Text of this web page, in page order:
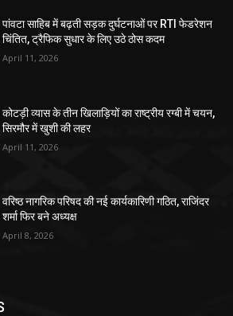
पांवटा साहिब में बढ़ती सड़क दुर्घटनाओं पर RTI फेडरेशन
चिंतित, ट्रैफिक सुधार के लिए उठे ठोस कदम
April 11, 2026
कोटड़ी व्यास के तीन खिलाड़ियों का राष्ट्रीय रग्बी में चयन,
सिरमौर में खुशी की लहर
April 11, 2026
वरिष्ठ नागरिक परिषद की नई कार्यकारिणी गठित, राजिंदर
शर्मा फिर बने अध्यक्ष
April 8, 2026